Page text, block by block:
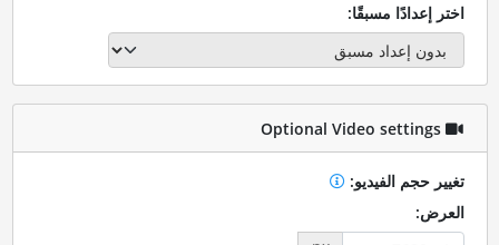
اختر إعدادًا مسبقًا:
Optional Video settings
تغيير حجم الفيديو:
العرض: